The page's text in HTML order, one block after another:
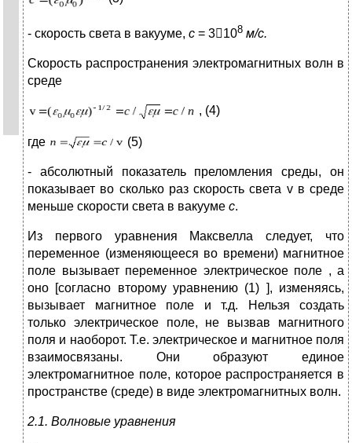
- скорость света в вакууме, с = 3108 м/с.
Скорость распространения электромагнитных волн в
среде
, (4)
где (5)
- абсолютный показатель преломления среды, он
показывает во сколько раз скорость света v в среде
меньше скорости света в вакууме с.
Из первого уравнения Максвелла следует, что
переменное (изменяющееся во времени) магнитное
поле вызывает переменное электрическое поле , а
оно [согласно второму уравнению (1) ], изменяясь,
вызывает магнитное поле и т.д. Нельзя создать
только электрическое поле, не вызвав магнитного
поля и наоборот. Т.е. электрическое и магнитное поля
взаимосвязаны. Они образуют единое
электромагнитное поле, которое распространяется в
пространстве (среде) в виде электромагнитных волн.
2.1. Волновые уравнения